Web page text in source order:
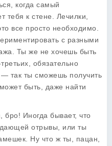
когда самый
к стене. Лечилки,
все просто необходимо.
с разными
Ты же не хочешь быть
обязательно
так ты сможешь получить
быть, даже найти
бро! Иногда бывает, что
отрывы, или ты
Ну что ж ты, пацан,